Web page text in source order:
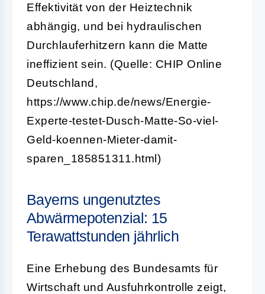
Effektivität von der Heiztechnik
abhängig, und bei hydraulischen
Durchlauferhitzern kann die Matte
ineffizient sein. (Quelle: CHIP Online
Deutschland,
https://www.chip.de/news/Energie-
Experte-testet-Dusch-Matte-So-viel-
Geld-koennen-Mieter-damit-
sparen_185851311.html)
Bayerns ungenutztes
Abwärmepotenzial: 15
Terawattstunden jährlich
Eine Erhebung des Bundesamts für
Wirtschaft und Ausfuhrkontrolle zeigt,